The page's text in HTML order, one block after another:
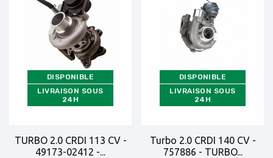
DISPONIBLE
LIVRAISON SOUS
24H
TURBO 2.0 CRDI 113 CV -
49173-02412 -...
DISPONIBLE
LIVRAISON SOUS
24H
Turbo 2.0 CRDI 140 CV -
757886 - TURBO...